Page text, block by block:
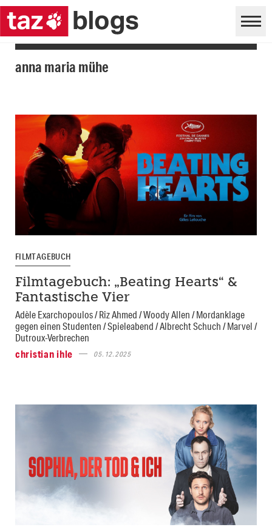
anna maria mühe
FILMTAGEBUCH
Filmtagebuch: „Beating Hearts“ &
Fantastische Vier
Adèle Exarchopoulos / Riz Ahmed / Woody Allen / Mordanklage
gegen einen Studenten / Spieleabend / Albrecht Schuch / Marvel /
Dutroux-Verbrechen
christian ihle
05.12.2025